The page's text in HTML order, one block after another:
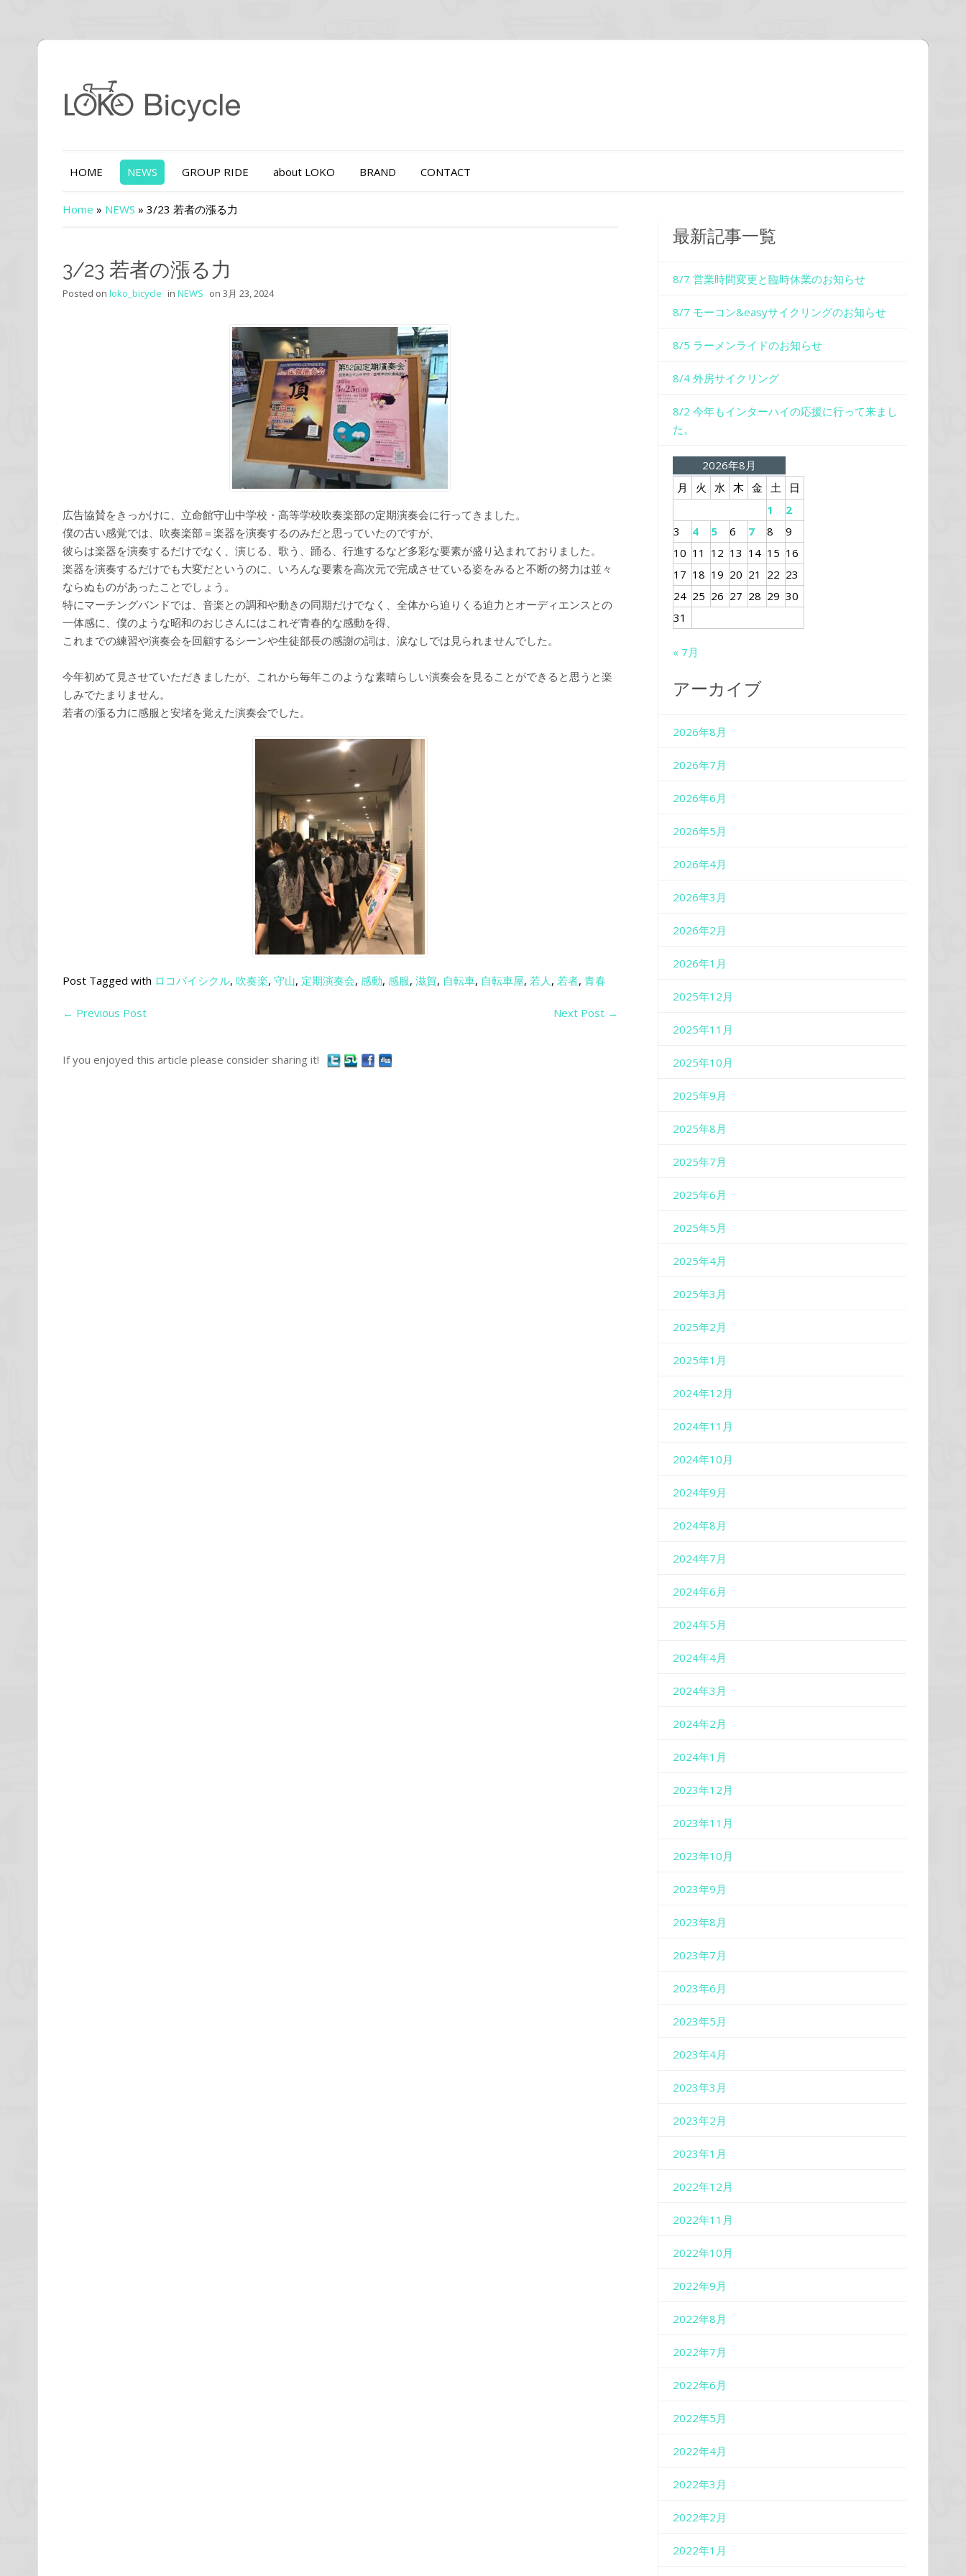
HOME NEWS GROUP RIDE about LOKO BRAND CONTACT
Home » NEWS » 3/23 若者の漲る力
3/23 若者の漲る力
Posted on loko_bicycle in NEWS on 3月 23, 2024
広告協賛をきっかけに、立命館守山中学校・高等学校吹奏楽部の定期演奏会に行ってきました。
僕の古い感覚では、吹奏楽部＝楽器を演奏するのみだと思っていたのですが、
彼らは楽器を演奏するだけでなく、演じる、歌う、踊る、行進するなど多彩な要素が盛り込まれておりました。
楽器を演奏するだけでも大変だというのに、いろんな要素を高次元で完成させている姿をみると不断の努力は並々
ならぬものがあったことでしょう。
特にマーチングバンドでは、音楽との調和や動きの同期だけでなく、全体から迫りくる迫力とオーディエンスとの
一体感に、僕のような昭和のおじさんにはこれぞ青春的な感動を得、
これまでの練習や演奏会を回顧するシーンや生徒部長の感謝の詞は、涙なしでは見られませんでした。
今年初めて見させていただきましたが、これから毎年このような素晴らしい演奏会を見ることができると思うと楽
しみでたまりません。
若者の漲る力に感服と安堵を覚えた演奏会でした。
Post Tagged with ロコバイシクル, 吹奏楽, 守山, 定期演奏会, 感動, 感服, 滋賀, 自転車, 自転車屋, 若人, 若者, 青春
← Previous Post Next Post →
If you enjoyed this article please consider sharing it!
最新記事一覧
8/7 営業時間変更と臨時休業のお知らせ
8/7 モーコン&easyサイクリングのお知らせ
8/5 ラーメンライドのお知らせ
8/4 外房サイクリング
8/2 今年もインターハイの応援に行って来まし
た。
2026年8月
月
火 水 木 金 土
日
1
2
3
4 5 6 7 8
9
10 11 12 13 14 15 16
17 18 19 20 21 22 23
24 25 26 27 28 29 30
31
« 7月
アーカイブ
2026年8月
2026年7月
2026年6月
2026年5月
2026年4月
2026年3月
2026年2月
2026年1月
2025年12月
2025年11月
2025年10月
2025年9月
2025年8月
2025年7月
2025年6月
2025年5月
2025年4月
2025年3月
2025年2月
2025年1月
2024年12月
2024年11月
2024年10月
2024年9月
2024年8月
2024年7月
2024年6月
2024年5月
2024年4月
2024年3月
2024年2月
2024年1月
2023年12月
2023年11月
2023年10月
2023年9月
2023年8月
2023年7月
2023年6月
2023年5月
2023年4月
2023年3月
2023年2月
2023年1月
2022年12月
2022年11月
2022年10月
2022年9月
2022年8月
2022年7月
2022年6月
2022年5月
2022年4月
2022年3月
2022年2月
2022年1月